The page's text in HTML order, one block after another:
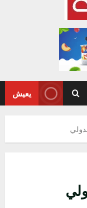
يعيش